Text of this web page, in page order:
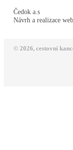
Čedok a.s
Návrh a realizace
© 2026, cestovní